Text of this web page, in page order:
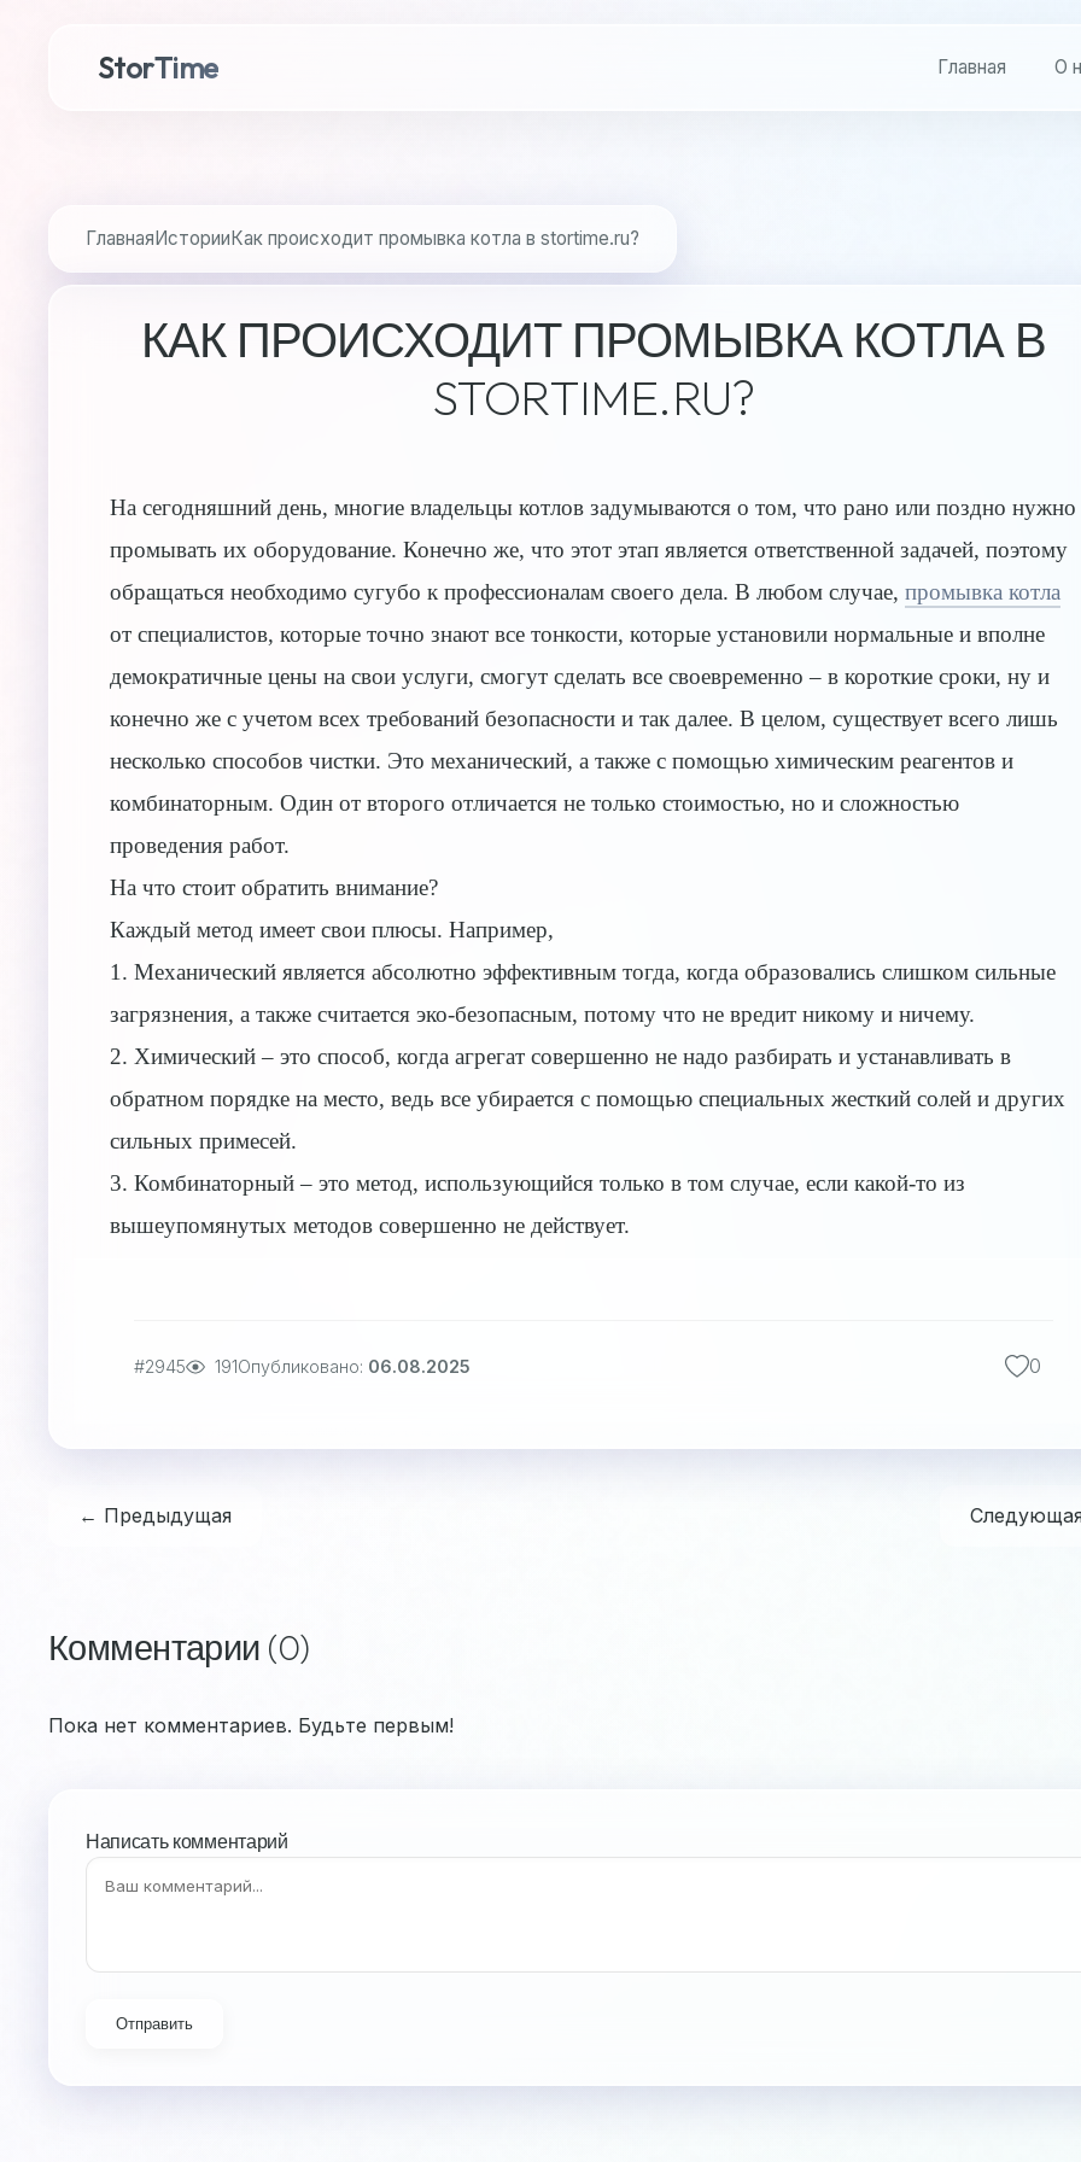
StorTime Главная О
ГлавнаяИсторииКак происходит промывка котла в stortime.ru?
КАК ПРОИСХОДИТ ПРОМЫВКА КОТЛА В
STORTIME.RU?
На сегодняшний день, многие владельцы котлов задумываются о том, что рано или поздно нужно
промывать их оборудование. Конечно же, что этот этап является ответственной задачей, поэтому
обращаться необходимо сугубо к профессионалам своего дела. В любом случае, промывка котла
от специалистов, которые точно знают все тонкости, которые установили нормальные и вполне
демократичные цены на свои услуги, смогут сделать все своевременно – в короткие сроки, ну и
конечно же с учетом всех требований безопасности и так далее. В целом, существует всего лишь
несколько способов чистки. Это механический, а также с помощью химическим реагентов и
комбинаторным. Один от второго отличается не только стоимостью, но и сложностью
проведения работ.
На что стоит обратить внимание?
Каждый метод имеет свои плюсы. Например,
1. Механический является абсолютно эффективным тогда, когда образовались слишком сильные
загрязнения, а также считается эко-безопасным, потому что не вредит никому и ничему.
2. Химический – это способ, когда агрегат совершенно не надо разбирать и устанавливать в
обратном порядке на место, ведь все убирается с помощью специальных жесткий солей и других
сильных примесей.
3. Комбинаторный – это метод, использующийся только в том случае, если какой-то из
вышеупомянутых методов совершенно не действует.
#2945 191Опубликовано: 06.08.2025 0
← Предыдущая
Комментарии (0)
Пока нет комментариев. Будьте первым!
Написать комментарий
Отправить